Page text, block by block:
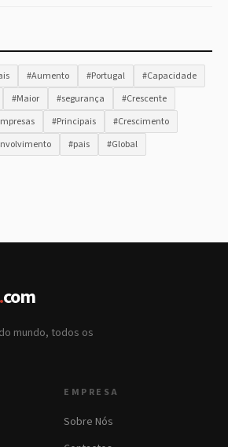
#Aumento #Portugal
#Capacidade
#Maior #segurança
#Crescente
#Principais
#Crescimento
#pais #Global
.com
mundo, todos os
EMPRESA
Sobre Nós